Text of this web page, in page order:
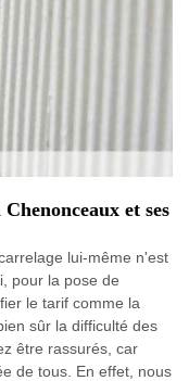
et ses
lui-même n'est
pour la pose de
le tarif comme la
sûr la difficulté des
être rassurés, car
de tous. En effet, nous